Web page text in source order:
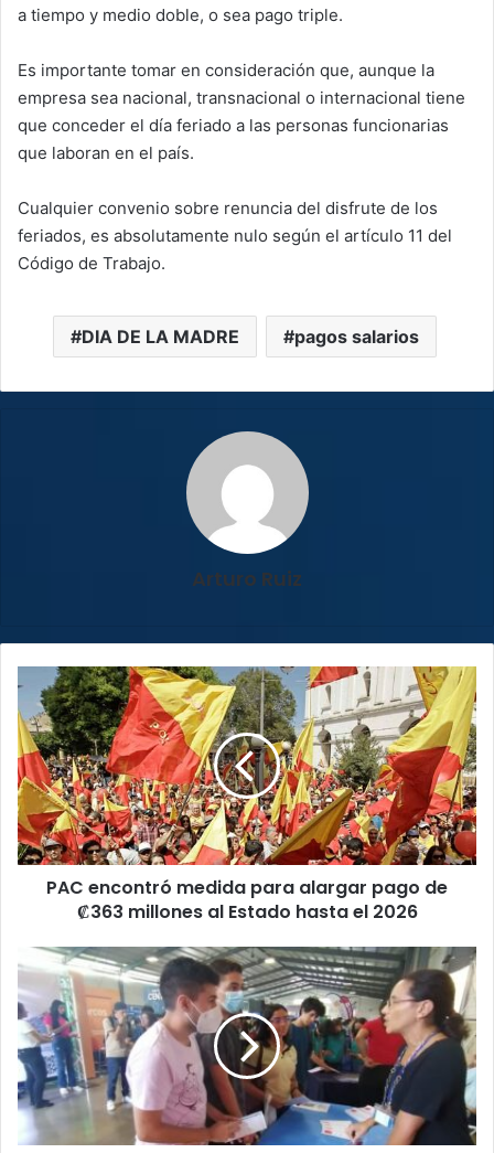
a tiempo y medio doble, o sea pago triple.
Es importante tomar en consideración que, aunque la
empresa sea nacional, transnacional o internacional tiene
que conceder el día feriado a las personas funcionarias
que laboran en el país.
Cualquier convenio sobre renuncia del disfrute de los
feriados, es absolutamente nulo según el artículo 11 del
Código de Trabajo.
DIA DE LA MADRE pagos salarios
Arturo Ruiz
encontró
medida
para
alargar
pago
de
₡363
millones
2026
PAC encontró medida para alargar pago de
₡363 millones al Estado hasta el 2026
¿Quiere
estudiar
fuera
del
país
con
una
beca?
Tome